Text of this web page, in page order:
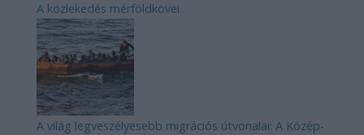
A közlekedés mérföldkövei
A világ legveszélyesebb migrációs útvonalai: A Közép-